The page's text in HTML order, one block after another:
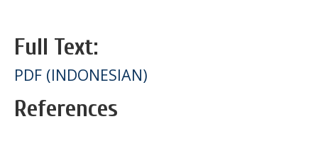
Full Text:
PDF (INDONESIAN)
References